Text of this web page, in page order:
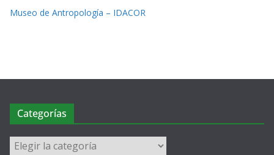
Museo de Antropología – IDACOR
Categorías